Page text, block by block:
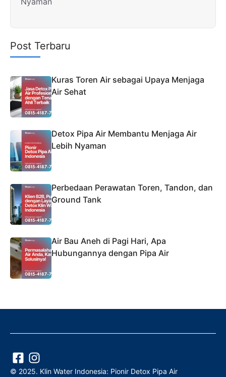
Post Terbaru
Kuras Toren Air sebagai Upaya Menjaga
Air Sehat
Detox Pipa Air Membantu Menjaga Air
Lebih Nyaman
Perbedaan Perawatan Toren, Tandon, dan
Ground Tank
Air Bau Aneh di Pagi Hari, Apa
Hubungannya dengan Pipa Air
© 2025. Klin Water Indonesia: Pionir Detox Pipa Air